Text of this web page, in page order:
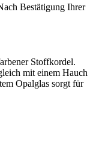
Bestätigung Ihrer
Stoffkordel.
mit einem Hauch
Opalglas sorgt für